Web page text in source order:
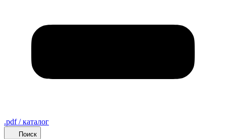
.pdf / каталог
Поиск